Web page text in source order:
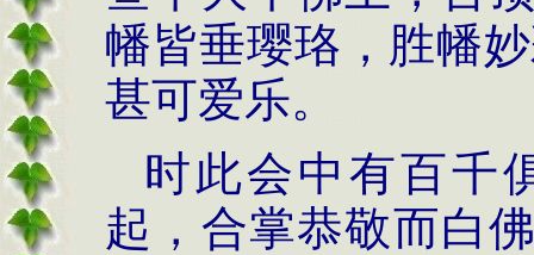
幡皆垂璎珞，胜幡
甚可爱乐。
时此会中有百千
起，合掌恭敬而白